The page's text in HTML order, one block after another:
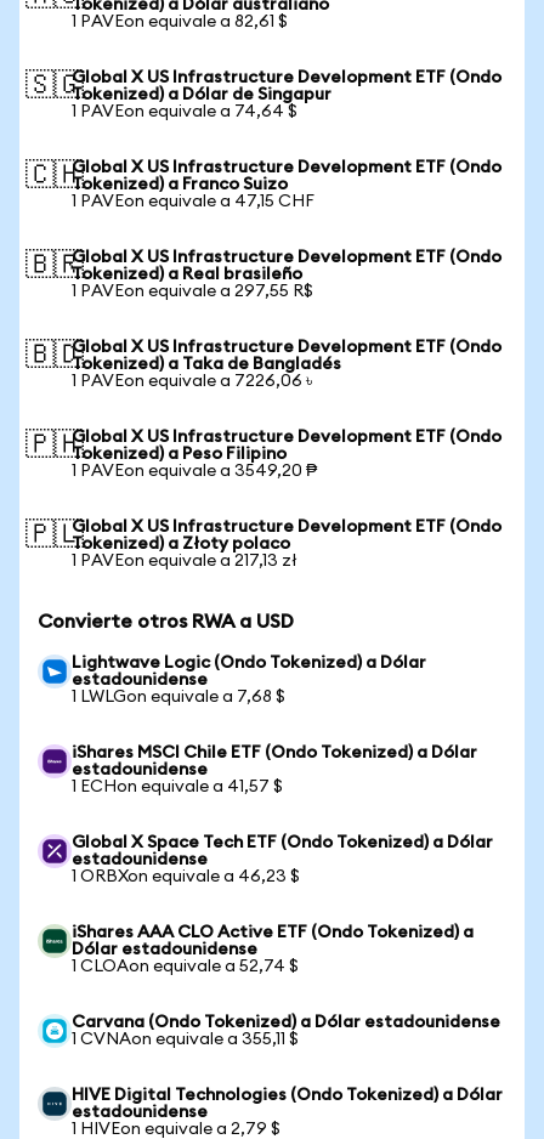
Tokenized) a Dólar australiano
1 PAVEon equivale a 82,61 $
🇸🇬Global X US Infrastructure Development ETF (Ondo
Tokenized) a Dólar de Singapur
1 PAVEon equivale a 74,64 $
🇨🇭Global X US Infrastructure Development ETF (Ondo
Tokenized) a Franco Suizo
1 PAVEon equivale a 47,15 CHF
🇧🇷Global X US Infrastructure Development ETF (Ondo
Tokenized) a Real brasileño
1 PAVEon equivale a 297,55 R$
🇧🇩Global X US Infrastructure Development ETF (Ondo
Tokenized) a Taka de Bangladés
1 PAVEon equivale a 7226,06 ৳
🇵🇭Global X US Infrastructure Development ETF (Ondo
Tokenized) a Peso Filipino
1 PAVEon equivale a 3549,20 ₱
🇵🇱Global X US Infrastructure Development ETF (Ondo
Tokenized) a Złoty polaco
1 PAVEon equivale a 217,13 zł
Convierte otros RWA a USD
Lightwave Logic (Ondo Tokenized) a Dólar
estadounidense
1 LWLGon equivale a 7,68 $
iShares MSCI Chile ETF (Ondo Tokenized) a Dólar
estadounidense
1 ECHon equivale a 41,57 $
Global X Space Tech ETF (Ondo Tokenized) a Dólar
estadounidense
1 ORBXon equivale a 46,23 $
iShares AAA CLO Active ETF (Ondo Tokenized) a
Dólar estadounidense
1 CLOAon equivale a 52,74 $
Carvana (Ondo Tokenized) a Dólar estadounidense
1 CVNAon equivale a 355,11 $
HIVE Digital Technologies (Ondo Tokenized) a Dólar
estadounidense
1 HIVEon equivale a 2,79 $